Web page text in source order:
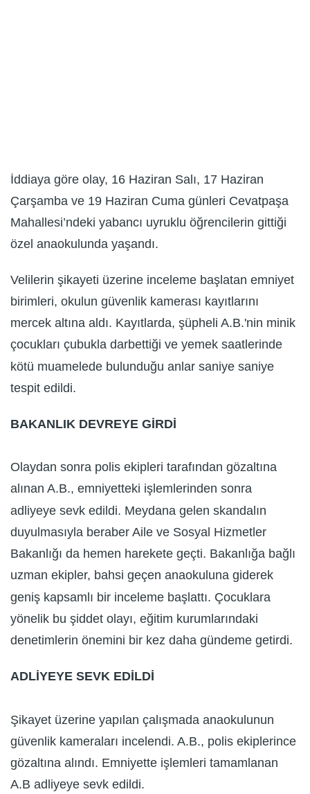
İddiaya göre olay, 16 Haziran Salı, 17 Haziran
Çarşamba ve 19 Haziran Cuma günleri Cevatpaşa
Mahallesi’ndeki yabancı uyruklu öğrencilerin gittiği
özel anaokulunda yaşandı.
Velilerin şikayeti üzerine inceleme başlatan emniyet
birimleri, okulun güvenlik kamerası kayıtlarını
mercek altına aldı. Kayıtlarda, şüpheli A.B.'nin minik
çocukları çubukla darbettiği ve yemek saatlerinde
kötü muamelede bulunduğu anlar saniye saniye
tespit edildi.
BAKANLIK DEVREYE GİRDİ
Olaydan sonra polis ekipleri tarafından gözaltına
alınan A.B., emniyetteki işlemlerinden sonra
adliyeye sevk edildi. Meydana gelen skandalın
duyulmasıyla beraber Aile ve Sosyal Hizmetler
Bakanlığı da hemen harekete geçti. Bakanlığa bağlı
uzman ekipler, bahsi geçen anaokuluna giderek
geniş kapsamlı bir inceleme başlattı. Çocuklara
yönelik bu şiddet olayı, eğitim kurumlarındaki
denetimlerin önemini bir kez daha gündeme getirdi.
ADLİYEYE SEVK EDİLDİ
Şikayet üzerine yapılan çalışmada anaokulunun
güvenlik kameraları incelendi. A.B., polis ekiplerince
gözaltına alındı. Emniyette işlemleri tamamlanan
A.B adliyeye sevk edildi.